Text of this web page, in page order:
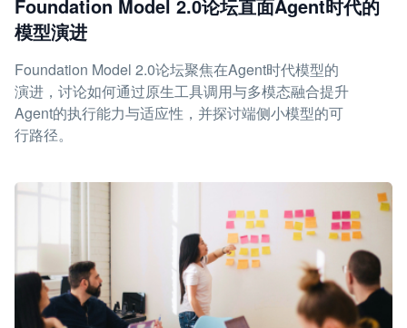
Foundation Model 2.0论坛直面Agent时代的
模型演进
Foundation Model 2.0论坛聚焦在Agent时代模型的
演进，讨论如何通过原生工具调用与多模态融合提升
Agent的执行能力与适应性，并探讨端侧小模型的可
行路径。